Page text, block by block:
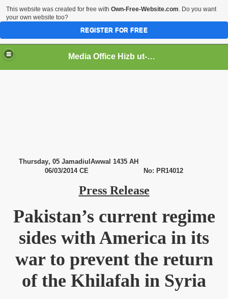
Media Office Hizb ut-Tahrir Pakistan
Thursday, 05 JamadiulAwwal 1435 AH
06/03/2014 CE No: PR14012
Press Release
Pakistan’s current regime
sides withAmerica in its
war to prevent the return
of the Khilafah in Syria
This website was created for free with Own-Free-Website.com. Do you want
your own website too?
REGISTER FOR FREE